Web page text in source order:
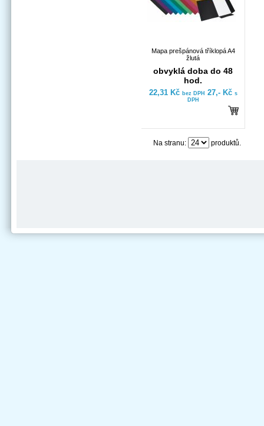
Mapa prešpánová tříklopá A4
žlutá
obvyklá doba do 48
hod.
22,31 Kč bez DPH 27,- Kč s
DPH
Na stranu: produktů.